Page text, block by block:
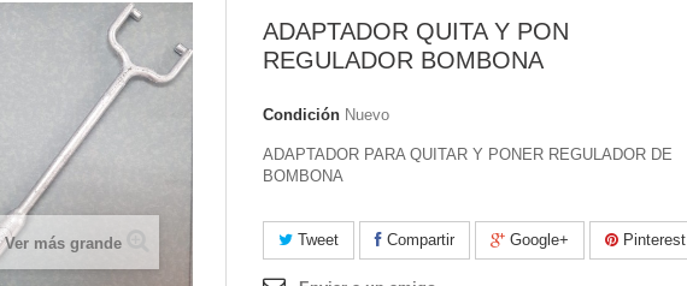
Ver más grande
ADAPTADOR QUITA Y PON
REGULADOR BOMBONA
Condición Nuevo
ADAPTADOR PARA QUITAR Y PONER REGULADOR DE
BOMBONA
Tweet Compartir Google+ Pinterest